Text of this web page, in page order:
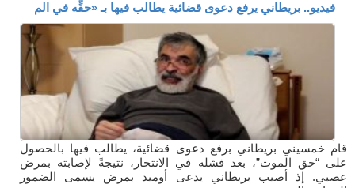
فيديو.. بريطاني يرفع دعوى قضائية يطالب فيها بـ «حقِّه في الم
قام خمسيني بريطاني برفع دعوى قضائية، يطالب فيها بالحصول
على “حق الموت”، بعد فشله في الانتحار، نتيجةً لإصابته بمرض
عصبي. إذ أصيب بريطاني يدعى أوميد بمرض يسمى الضمور